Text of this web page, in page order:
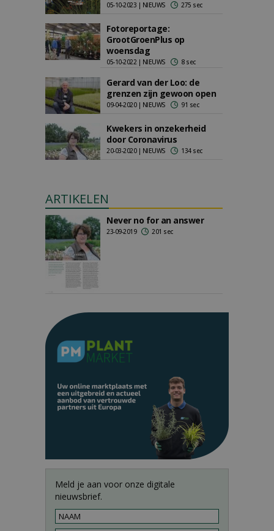
05-10-2023 | NIEUWS 275 sec
Fotoreportage:
GrootGroenPlus op
woensdag
05-10-2022 | NIEUWS 8 sec
Gerard van der Loo: de
grenzen zijn gewoon open
09-04-2020 | NIEUWS 91 sec
Kwekers in onzekerheid
door Coronavirus
20-03-2020 | NIEUWS 134 sec
ARTIKELEN
Never no for an answer
23-09-2019 201 sec
Meld je aan voor onze digitale
nieuwsbrief.